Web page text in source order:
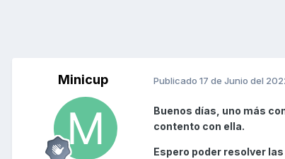
Minicup Publicado 17 de Junio del
Buenos días, uno más
contento con ella.
Espero poder resolver